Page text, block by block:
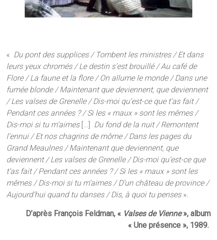
« Du pont des supplices / Tombent les ministres / Et dans
leurs yeux chromés / Le destin s’est brouillé / Au café de
Flore / La faune et la flore / On allume le monde / Dans une
fumée blonde / Maintenant que deviennent, que deviennent
/ Les valses de Grenelle / Dis-moi qu’est-ce que t’as fait /
Pendant ces années ? / Si les « maux » sont les mêmes /
Dis-moi si tu m’aimes […]
Du fond de la nuit / Remontent
l’ennui / Et nos chagrins de môme / Dans les pages du
Grand Meaulnes / Maintenant que deviennent, que
deviennent / Les valses de Grenelle / Dis-moi qu’est-ce que
t’as fait / Pendant ces années ? / Si les « maux » sont les
mêmes / Dis-moi si tu m’aimes / D’un château de province /
Aujourd’hui quand tu danses / Dis, à quoi tu penses ».
D’après François Feldman, « Valses de Vienne», album
« Une présence », 1989.